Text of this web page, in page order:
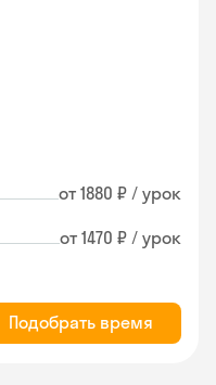
от 1880 ₽ / урок
от 1470 ₽ / урок
Подобрать время